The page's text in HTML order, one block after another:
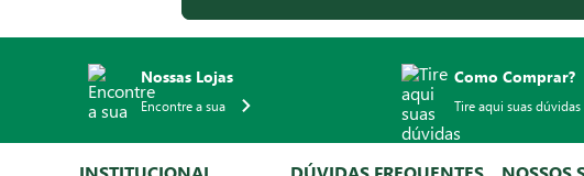
Nossas Lojas
Encontre a sua
Como Comprar?
Tire aqui suas dúvidas